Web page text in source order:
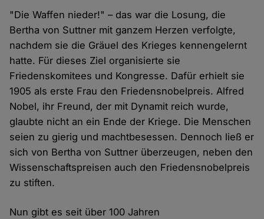
"Die Waffen nieder!" – das war die Losung, die
Bertha von Suttner mit ganzem Herzen verfolgte,
nachdem sie die Gräuel des Krieges kennengelernt
hatte. Für dieses Ziel organisierte sie
Friedenskomitees und Kongresse. Dafür erhielt sie
1905 als erste Frau den Friedensnobelpreis. Alfred
Nobel, ihr Freund, der mit Dynamit reich wurde,
glaubte nicht an ein Ende der Kriege. Die Menschen
seien zu gierig und machtbesessen. Dennoch ließ er
sich von Bertha von Suttner überzeugen, neben den
Wissenschaftspreisen auch den Friedensnobelpreis
zu stiften.
Nun gibt es seit über 100 Jahren